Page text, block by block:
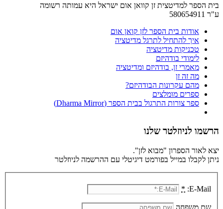
בית הספר למדיטצית זן קוואן אום ישראל היא עמותה רשומה
ע"ר 580654911
אודות בית הספר לזן קואן אום
איך להתחיל לתרגל מדיטציה
טכניקות מדיטציה
לימודי בודהיזם
מאמרי זן, בודהיזם ומדיטציה
מה זה זן
מהם עקרונות הבודהיזם?
ספרים מומלצים
ספר צורות התרגול בבית הספר (Dharma Mirror)
הרשמו לניוזלטר שלנו
יצא לאור הספרון "מבוא לזן".
ניתן לקבלו במייל בפורמט דיגיטלי עם ההרשמה לניוזלטר
E-Mail:
*
שם משפחה